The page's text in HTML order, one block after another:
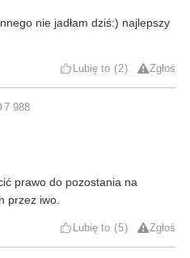
nie jadłam dziś:) najlepszy
Lubię to 2 Zgłoś
7 988
prawo do pozostania na
przez iwo.
Lubię to 5 Zgłoś